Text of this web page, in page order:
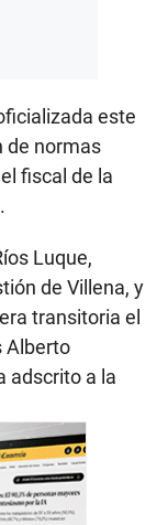
este
de normas
fiscal de la
Luque,
de Villena, y
transitoria el
Alberto
adscrito a la